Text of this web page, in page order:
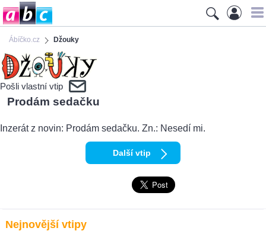
Ábíčko.cz Džouky
Pošli vlastní vtip
Prodám sedačku
Inzerát z novin: Prodám sedačku. Zn.: Nesedí mi.
Další vtip
Nejnovější vtipy